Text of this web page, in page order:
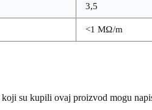
3,5
<1 MΩ/m
su kupili ovaj proizvod mogu